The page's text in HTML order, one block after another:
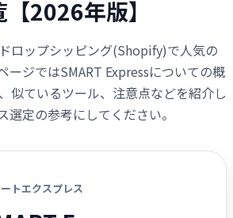
2026年版】
ロップシッピング(Shopify)で人気の
ージではSMART Expressについての概
似ているツール、注意点などを紹介し
選定の参考にしてください。
トエクスプレス